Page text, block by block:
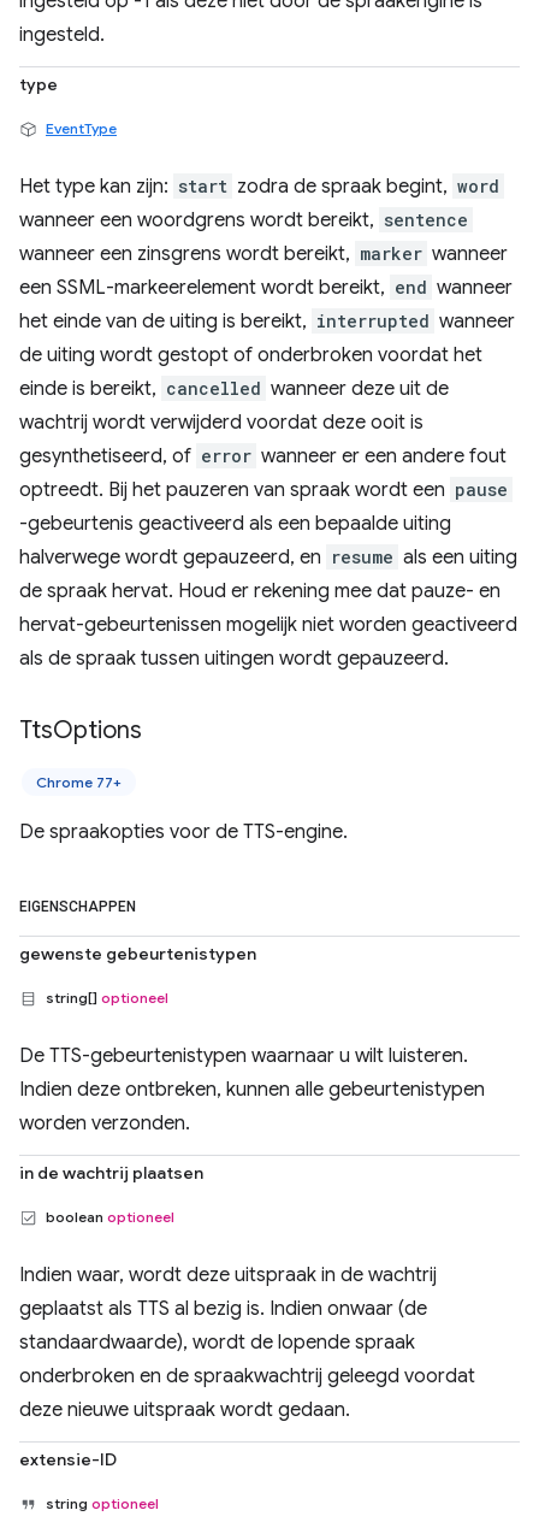
ingesteld.
type
EventType
Het type kan zijn: start zodra de spraak begint, word
wanneer een woordgrens wordt bereikt, sentence
wanneer een zinsgrens wordt bereikt, marker wanneer
een SSML-markeerelement wordt bereikt, end wanneer
het einde van de uiting is bereikt, interrupted wanneer
de uiting wordt gestopt of onderbroken voordat het
einde is bereikt, cancelled wanneer deze uit de
wachtrij wordt verwijderd voordat deze ooit is
gesynthetiseerd, of error wanneer er een andere fout
optreedt. Bij het pauzeren van spraak wordt een pause
-gebeurtenis geactiveerd als een bepaalde uiting
halverwege wordt gepauzeerd, en resume als een uiting
de spraak hervat. Houd er rekening mee dat pauze- en
hervat-gebeurtenissen mogelijk niet worden geactiveerd
als de spraak tussen uitingen wordt gepauzeerd.
TtsOptions
Chrome 77+
De spraakopties voor de TTS-engine.
EIGENSCHAPPEN
gewenste gebeurtenistypen
string[] optioneel
De TTS-gebeurtenistypen waarnaar u wilt luisteren.
Indien deze ontbreken, kunnen alle gebeurtenistypen
worden verzonden.
in de wachtrij plaatsen
boolean optioneel
Indien waar, wordt deze uitspraak in de wachtrij
geplaatst als TTS al bezig is. Indien onwaar (de
standaardwaarde), wordt de lopende spraak
onderbroken en de spraakwachtrij geleegd voordat
deze nieuwe uitspraak wordt gedaan.
extensie-ID
string optioneel